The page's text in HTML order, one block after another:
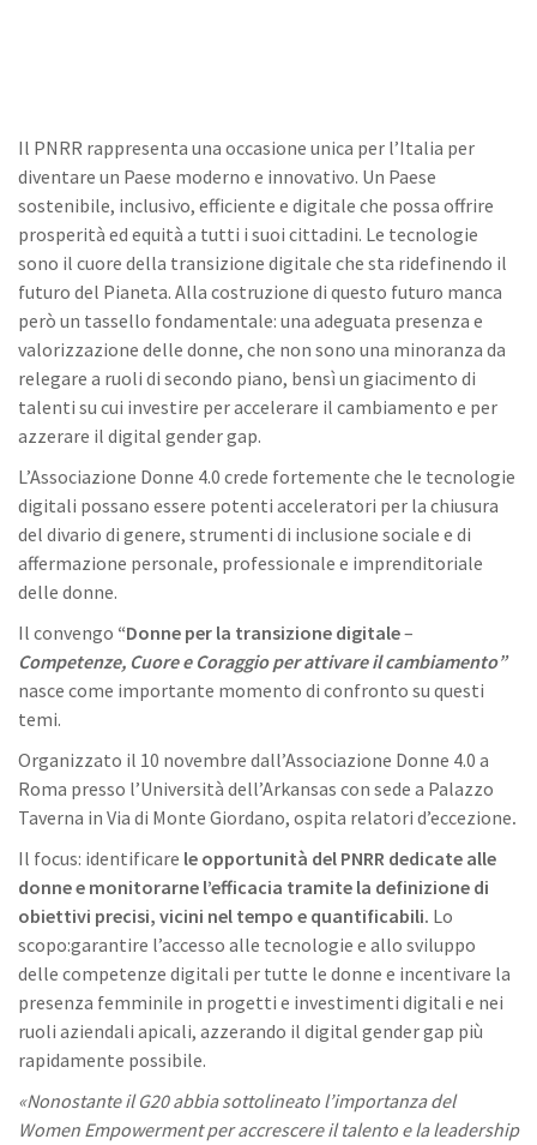
Il PNRR rappresenta una occasione unica per l’Italia per
diventare un Paese moderno e innovativo. Un Paese
sostenibile, inclusivo, efficiente e digitale che possa offrire
prosperità ed equità a tutti i suoi cittadini. Le tecnologie
sono il cuore della transizione digitale che sta ridefinendo il
futuro del Pianeta. Alla costruzione di questo futuro manca
però un tassello fondamentale: una adeguata presenza e
valorizzazione delle donne, che non sono una minoranza da
relegare a ruoli di secondo piano, bensì un giacimento di
talenti su cui investire per accelerare il cambiamento e per
azzerare il digital gender gap.
L’Associazione Donne 4.0 crede fortemente che le tecnologie
digitali possano essere potenti acceleratori per la chiusura
del divario di genere, strumenti di inclusione sociale e di
affermazione personale, professionale e imprenditoriale
delle donne.
Il convengo “Donne per la transizione digitale–
Competenze, Cuore e Coraggio per attivare il cambiamento”
nasce come importante momento di confronto su questi
temi.
Organizzato il 10 novembre dall’Associazione Donne 4.0 a
Roma presso l’Università dell’Arkansas con sede a Palazzo
Taverna in Via di Monte Giordano, ospita relatori d’eccezione.
Il focus: identificare le opportunità del PNRR dedicate alle
donne e monitorarne l’efficacia tramite la definizione di
obiettivi precisi, vicini nel tempo e quantificabili. Lo
scopo:garantire l’accesso alle tecnologie e allo sviluppo
delle competenze digitali per tutte le donne e incentivare la
presenza femminile in progetti e investimenti digitali e nei
ruoli aziendali apicali, azzerando il digital gender gap più
rapidamente possibile.
«Nonostante il G20 abbia sottolineato l’importanza del
Women Empowerment per accrescere il talento e la leadership